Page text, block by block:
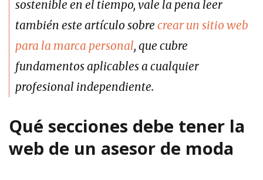
sostenible en el tiempo, vale la pena leer
también este artículo sobre crear un sitio web
para la marca personal, que cubre
fundamentos aplicables a cualquier
profesional independiente.
Qué secciones debe tener la
web de un asesor de moda